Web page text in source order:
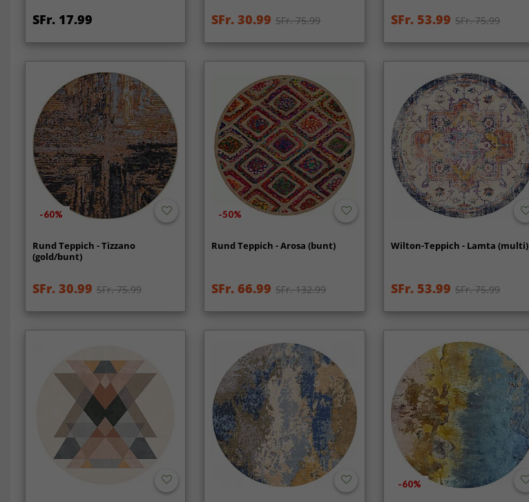
SFr. 17.99 SFr. 30.99 SFr. 75.99 SFr. 53.99 SFr. 75.99
-60%
Rund Teppich - Tizzano
(gold/bunt)
SFr. 30.99 SFr. 75.99
-50%
Rund Teppich - Arosa (bunt)
SFr. 66.99 SFr. 132.99
Wilton-Teppich - Lamta (multi)
SFr. 53.99 SFr. 75.99
-60%